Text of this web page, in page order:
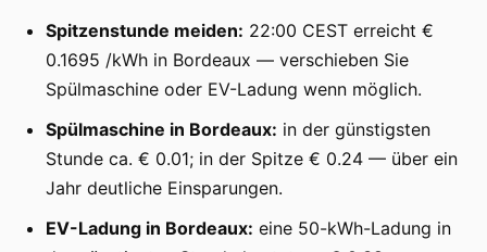
Spitzenstunde meiden: 22:00 CEST erreicht €
0.1695 /kWh in Bordeaux — verschieben Sie
Spülmaschine oder EV-Ladung wenn möglich.
Spülmaschine in Bordeaux: in der günstigsten
Stunde ca. € 0.01; in der Spitze € 0.24 — über ein
Jahr deutliche Einsparungen.
EV-Ladung in Bordeaux: eine 50-kWh-Ladung in